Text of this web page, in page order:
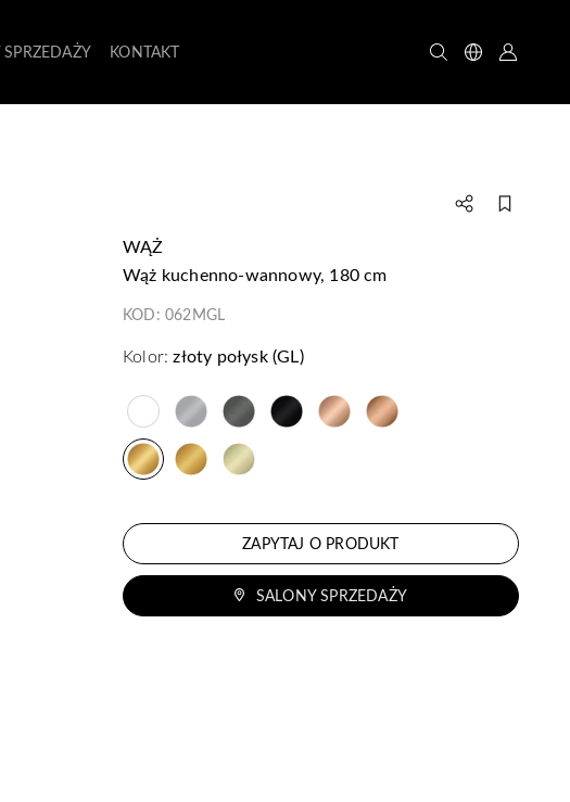
KONTAKT
WĄŻ
wąż kuchenno-wannowy, 180 cm
KOD: 062MGL
Kolor: złoty połysk (GL)
ZAPYTAJ O PRODUKT
SALONY SPRZEDAŻY